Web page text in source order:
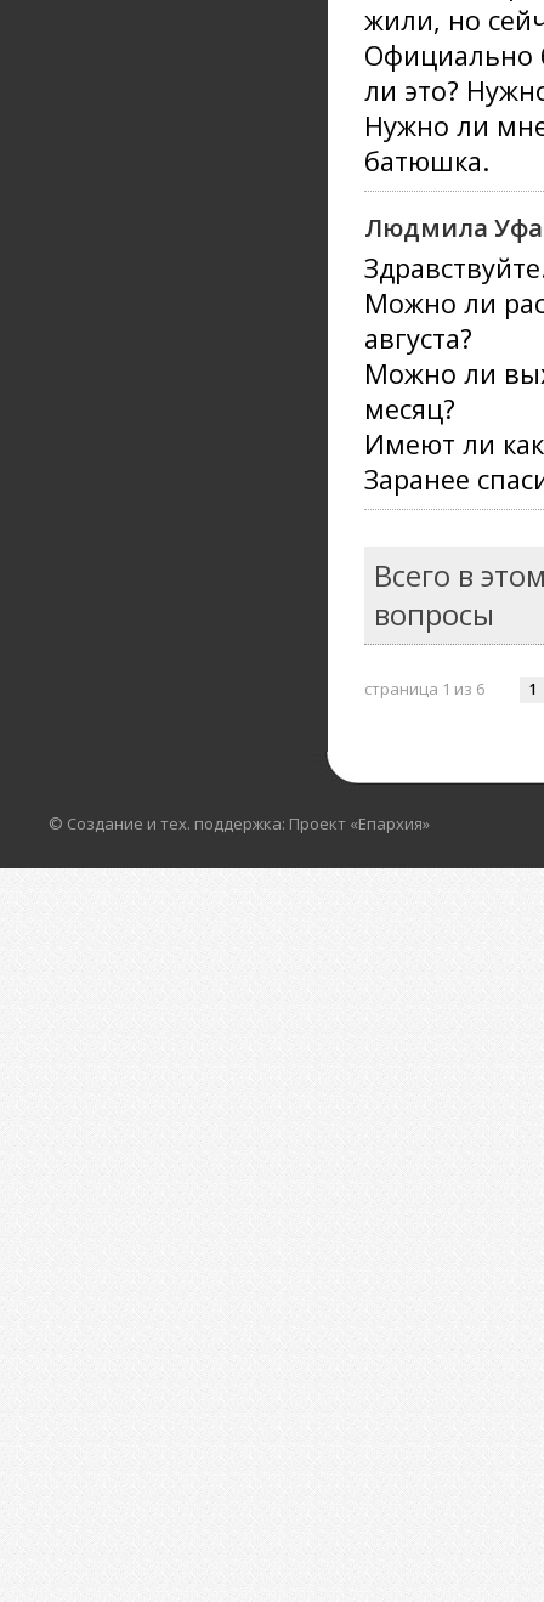
жили, но
Официально
ли это?
Нужно ли
батюшка.
Людмила Уфа
Можно ли
августа?
Можно ли
месяц?
Имеют ли
Заранее
Всего в
вопросы
страница 1 из 6 1
© Создание и тех. поддержка: Проект «Епархия»